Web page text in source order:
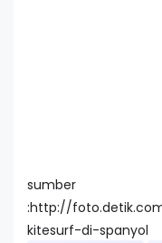
sumber
:http://
kitesurf-di-spanyol